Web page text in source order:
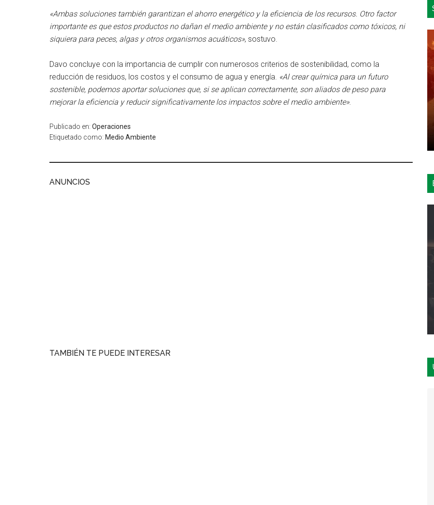
«Ambas soluciones también garantizan el ahorro energético y la eficiencia de los recursos. Otro factor
importante es que estos productos no dañan el medio ambiente y no están clasificados como tóxicos, ni
siquiera para peces, algas y otros organismos acuáticos», sostuvo.
Davo concluye con la importancia de cumplir con numerosos criterios de sostenibilidad, como la
reducción de residuos, los costos y el consumo de agua y energía. «Al crear química para un futuro
sostenible, podemos aportar soluciones que, si se aplican correctamente, son aliados de peso para
mejorar la eficiencia y reducir significativamente los impactos sobre el medio ambiente».
Publicado en: Operaciones
Etiquetado como: Medio Ambiente
ANUNCIOS
TAMBIÉN TE PUEDE INTERESAR